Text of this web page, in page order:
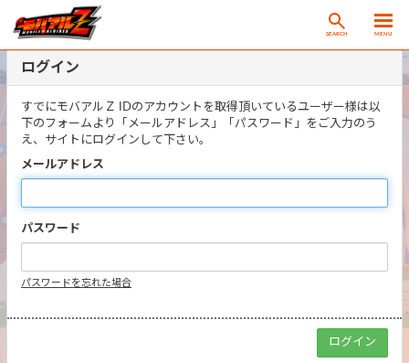
SEARCH MENU
ログイン
すでにモバアルＺ IDのアカウントを取得頂いているユーザー様は以
下のフォームより「メールアドレス」「パスワード」をご入力のう
え、サイトにログインして下さい。
メールアドレス
パスワード
パスワードを忘れた場合